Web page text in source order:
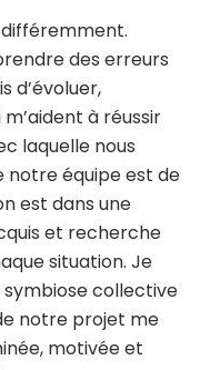
différemment.
des erreurs
d’évoluer,
à réussir
laquelle nous
notre équipe est de
est dans une
et recherche
situation. Je
symbiose collective
notre projet me
motivée et